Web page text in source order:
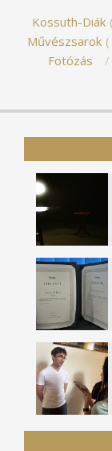
Kossuth-Diák
Művészsarok
Fotózás